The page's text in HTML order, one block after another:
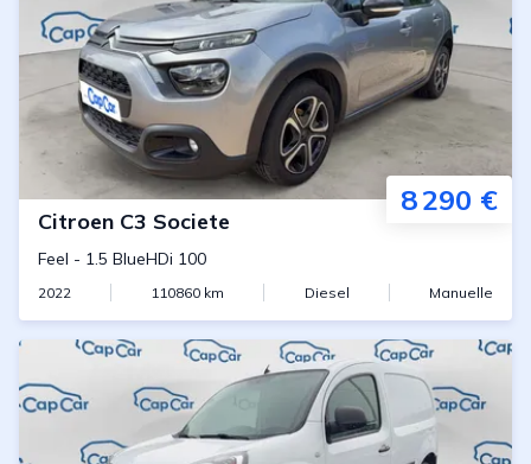
8 290 €
Citroen C3 Societe
Feel - 1.5 BlueHDi 100
2022 110860 km Diesel Manuelle